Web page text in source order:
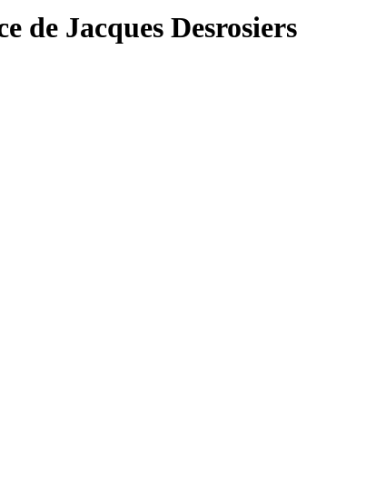
de Jacques Desrosiers